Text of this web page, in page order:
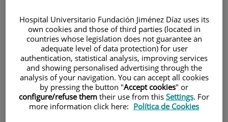
Pacientes y visitantes
Hospital Universitario Fundación Jiménez Díaz uses its
own cookies and those of third parties (located in
countries whose legislation does not guarantee an
adequate level of data protection) for user
authentication, statistical analysis, improving services
and showing personalised advertising through the
analysis of your navigation. You can accept all cookies
by pressing the button "Accept cookies" or
configure/refuse them their use from this Settings. For
more information click here: Política de Cookies